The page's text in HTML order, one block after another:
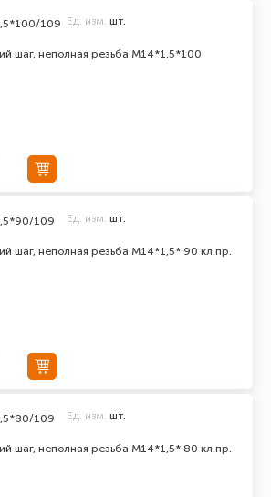
шаг, неполная резьба M14*1,5*100
109 Ед. изм. шт.
шаг, неполная резьба M14*1,5* 90 кл.пр.
109 Ед. изм. шт.
шаг, неполная резьба M14*1,5* 80 кл.пр.
109 Ед. изм. шт.